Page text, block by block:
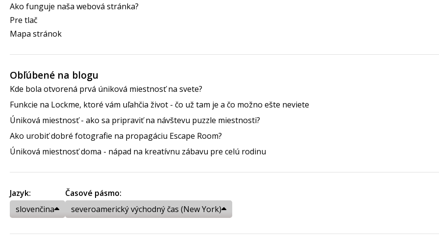
Ako funguje naša webová stránka?
Pre tlač
Mapa stránok
Obľúbené na blogu
Kde bola otvorená prvá úniková miestnosť na svete?
Funkcie na Lockme, ktoré vám uľahčia život - čo už tam je a čo možno ešte neviete
Úniková miestnosť - ako sa pripraviť na návštevu puzzle miestnosti?
Ako urobiť dobré fotografie na propagáciu Escape Room?
Úniková miestnosť doma - nápad na kreatívnu zábavu pre celú rodinu
Jazyk:
slovenčina
Časové pásmo:
severoamerický východný čas (New York)